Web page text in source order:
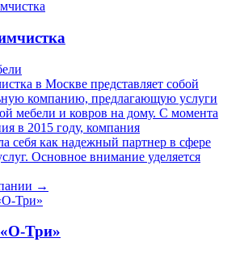
в Москве представляет собой
компанию, предлагающую услуги
мебели и ковров на дому. С момента
в 2015 году, компания
себя как надежный партнер в сфере
Основное внимание уделяется
→
Три»